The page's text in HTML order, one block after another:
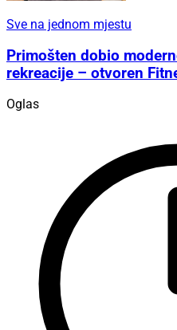
Sve na jednom mjestu
Primošten dobio
rekreacije – otvoren
Oglas